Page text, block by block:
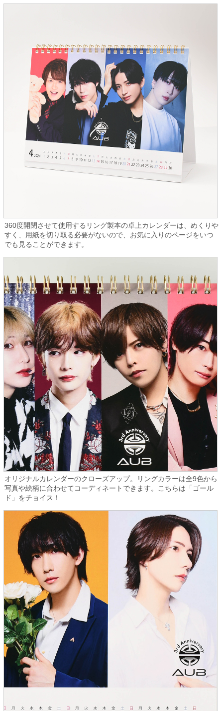
360度開閉させて使用するリング製本の卓上カレンダーは、めくりや
すく、用紙を切り取る必要がないので、お気に入りのページをいつ
でも見ることができます。
オリジナルカレンダーのクローズアップ。リングカラーは全9色から
写真や絵柄に合わせてコーディネートできます。こちらは「ゴール
ド」をチョイス！